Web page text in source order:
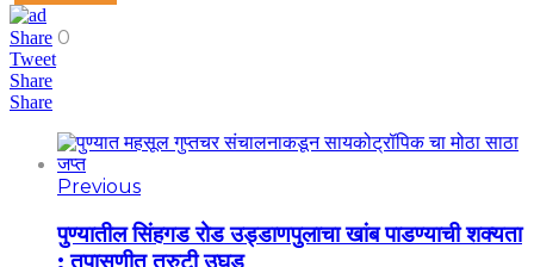
Share 0
Tweet
Share
Share
Previous
पुण्यातील सिंहगड रोड उड्डाणपुलाचा खांब पाडण्याची शक्यता
: तपासणीत त्रुटी उघड